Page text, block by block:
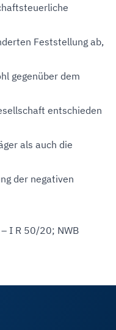
Feststellung ab,
gegenüber dem
entschieden
als auch die
der negativen
I R 50/20; NWB